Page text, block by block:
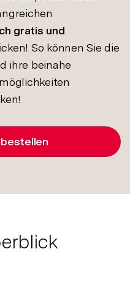
gratis und
So können Sie die
ihre beinahe